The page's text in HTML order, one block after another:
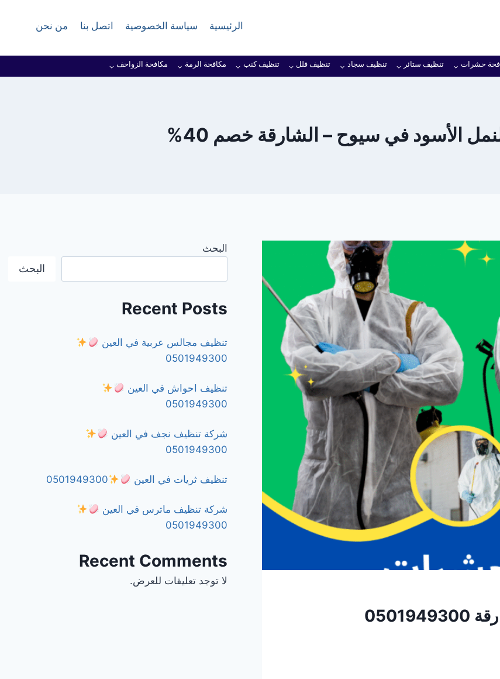
الرئيسية سياسة الخصوصية اتصل بنا من نحن
حشرات تنظيف ستائر تنظيف سجاد تنظيف فلل تنظيف كنب مكافحة الرمة مكافحة الزواحف
الأسود في سيوح – الشارقة خصم 40%
البحث
البحث
Recent Posts
تنظيف مجالس عربية في العين
0501949300
تنظيف احواش في العين
0501949300
شركة تنظيف نجف في العين
0501949300
تنظيف ثريات في العين 0501949300
شركة تنظيف ماترس في العين
0501949300
Recent Comments
لا توجد تعليقات للعرض.